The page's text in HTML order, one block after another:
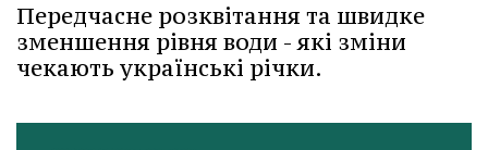
Передчасне розквітання та швидке
зменшення рівня води - які зміни
чекають українські річки.